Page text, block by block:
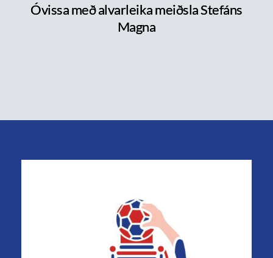
Óvissa með alvarleika meiðsla Stefáns
Magna